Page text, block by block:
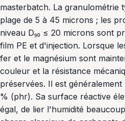
masterbatch. La granulométrie
plage de 5 à 45 microns ; les
niveau D₉₀ ≤ 20 microns sont
film PE et d'injection. Lorsque
fer et le magnésium sont
couleur et la résistance
préservées. Il est
% (phr). Sa surface réactive
égal, de lier l'humidité